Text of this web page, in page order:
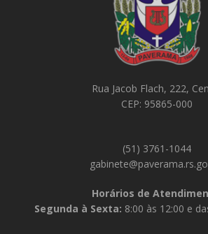
Rua Jacob Flach, 222,
CEP: 95865-000
(51) 3761-1044
Horários de
Segunda à Sexta: 8:00 às 12:00 e